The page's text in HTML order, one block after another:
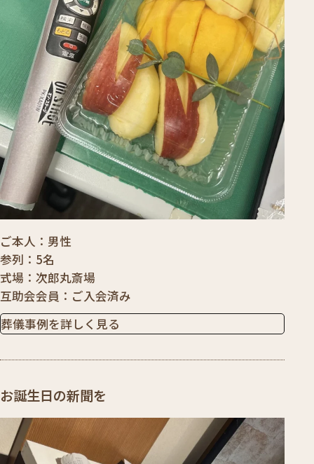
ご本人
男性
参列
5名
式場
次郎丸斎場
互助会会員
ご入会済み
葬儀事例を詳しく見る
お誕生日の新聞を